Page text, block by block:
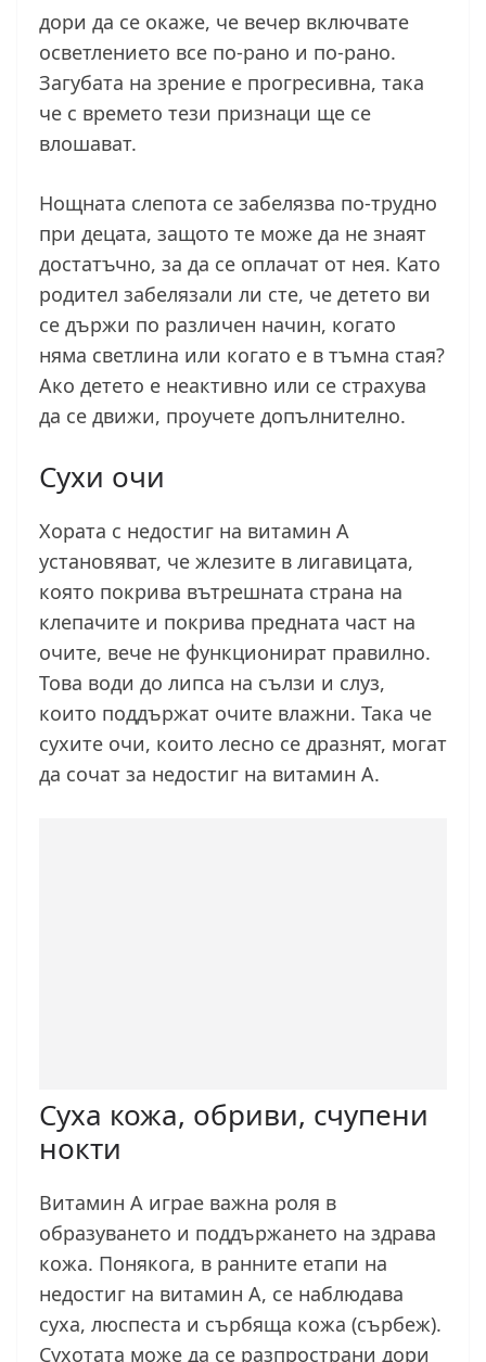
дори да се окаже, че вечер включвате
осветлението все по-рано и по-рано.
Загубата на зрение е прогресивна, така
че с времето тези признаци ще се
влошават.
Нощната слепота се забелязва по-трудно
при децата, защото те може да не знаят
достатъчно, за да се оплачат от нея. Като
родител забелязали ли сте, че детето ви
се държи по различен начин, когато
няма светлина или когато е в тъмна стая?
Ако детето е неактивно или се страхува
да се движи, проучете допълнително.
Сухи очи
Хората с недостиг на витамин А
установяват, че жлезите в лигавицата,
която покрива вътрешната страна на
клепачите и покрива предната част на
очите, вече не функционират правилно.
Това води до липса на сълзи и слуз,
които поддържат очите влажни. Така че
сухите очи, които лесно се дразнят, могат
да сочат за недостиг на витамин А.
Суха кожа, обриви, счупени
нокти
Витамин А играе важна роля в
образуването и поддържането на здрава
кожа. Понякога, в ранните етапи на
недостиг на витамин А, се наблюдава
суха, люспеста и сърбяща кожа (сърбеж).
Сухотата може да се разпространи дори